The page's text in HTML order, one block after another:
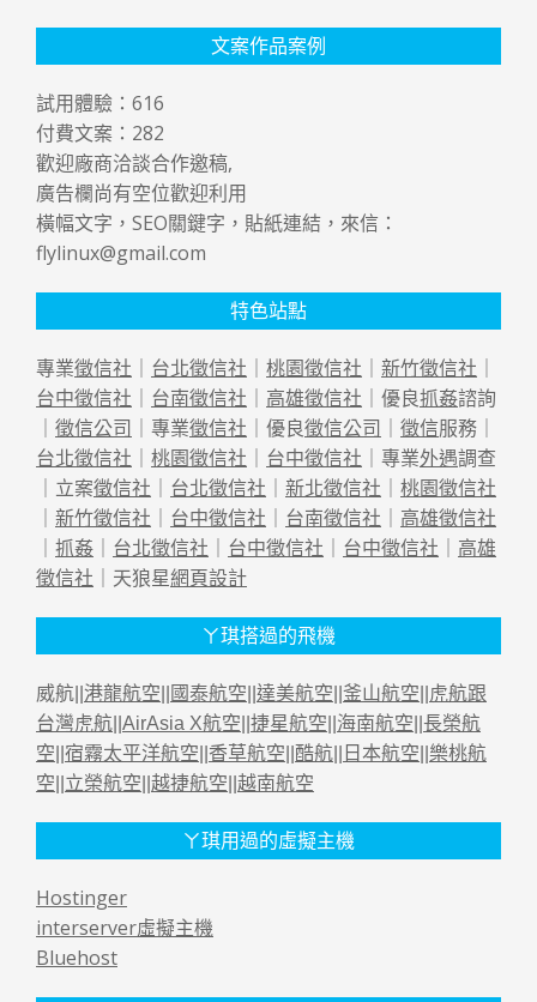
文案作品案例
試用體驗： 616
付費文案： 282
歡迎廠商洽談合作邀稿,
廣告欄尚有空位歡迎利用
橫幅文字，SEO關鍵字，貼紙連結，來信：
flylinux@gmail.com
特色站點
專業徵信社 ｜ 台北徵信社 ｜ 桃園徵信社 ｜ 新竹徵信社 ｜
台中徵信社 ｜ 台南徵信社 ｜ 高雄徵信社 ｜優良抓姦諮詢
｜ 徵信公司 ｜專業徵信社 ｜優良徵信公司 ｜ 徵信服務｜
台北徵信社 ｜ 桃園徵信社 ｜ 台中徵信社 ｜專業外遇調查
｜立案徵信社 ｜ 台北徵信社 ｜ 新北徵信社 ｜ 桃園徵信社
｜ 新竹徵信社 ｜ 台中徵信社 ｜ 台南徵信社 ｜ 高雄徵信社
｜ 抓姦 ｜ 台北徵信社 ｜ 台中徵信社 ｜ 台中徵信社 ｜ 高雄
徵信社 ｜天狼星網頁設計
ㄚ琪搭過的飛機
威航|| 港龍航空 國泰航空 達美航空 釜山航空
虎航跟
台灣虎航 AirAsia X航空 捷星航空 海南航空 長榮航
空 宿霧太平洋航空 香草航空 酷航 日本航空 樂桃航
空 立榮航空 越捷航空 越南航空
ㄚ琪用過的虛擬主機
Hostinger
interserver虛擬主機
Bluehost